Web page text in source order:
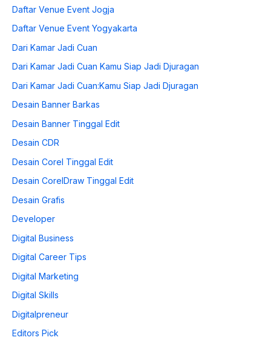
Daftar Venue Event Jogja
Daftar Venue Event Yogyakarta
Dari Kamar Jadi Cuan
Dari Kamar Jadi Cuan Kamu Siap Jadi Djuragan
Dari Kamar Jadi Cuan:Kamu Siap Jadi Djuragan
Desain Banner Barkas
Desain Banner Tinggal Edit
Desain CDR
Desain Corel Tinggal Edit
Desain CorelDraw Tinggal Edit
Desain Grafis
Developer
Digital Business
Digital Career Tips
Digital Marketing
Digital Skills
Digitalpreneur
Editors Pick